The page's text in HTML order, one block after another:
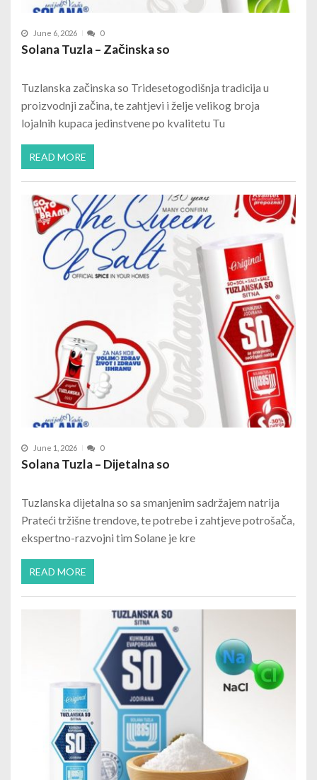
June 6, 2026 0
Solana Tuzla – Začinska so
Tuzlanska začinska so Tridesetogodišnja tradicija u
proizvodnji začina, te zahtjevi i želje velikog broja
lojalnih kupaca jedinstvene po kvalitetu Tu
READ MORE
June 1, 2026 0
Solana Tuzla – Dijetalna so
Tuzlanska dijetalna so sa smanjenim sadržajem natrija
Prateći tržišne trendove, te potrebe i zahtjeve potrošača,
ekspertno-razvojni tim Solane je kre
READ MORE